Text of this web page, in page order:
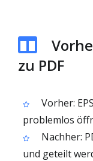
zu PDF
Vorher:
problemlos
Nachher:
und geteilt